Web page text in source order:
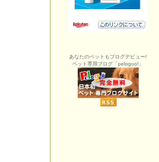
あなたのペットもブログデビュー!
ペット専用ブログ「pelogoo!」